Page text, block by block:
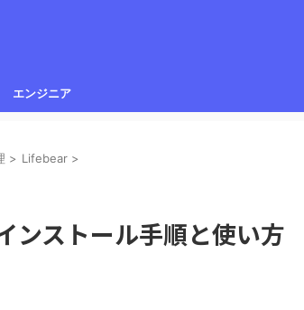
エンジニア
> Lifebear >
ンストール手順と使い方